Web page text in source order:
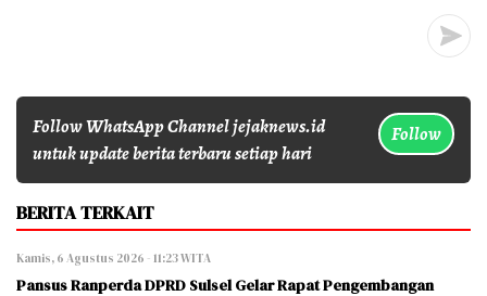
Follow WhatsApp Channel jejaknews.id
untuk update berita terbaru setiap hari
Follow
BERITA TERKAIT
Kamis, 6 Agustus 2026 - 11:23 WITA
Pansus Ranperda DPRD Sulsel Gelar Rapat Pengembangan